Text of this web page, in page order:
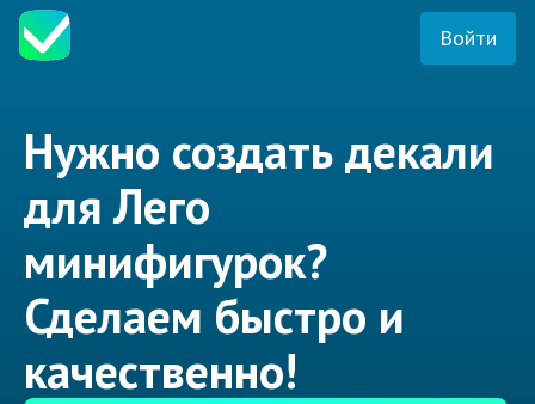
Войти
Нужно создать декали
для Лего
минифигурок?
Сделаем быстро и
качественно!